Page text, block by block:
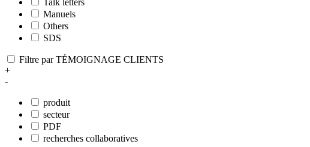
Talk letters
Manuels
Others
SDS
Filtre par TÉMOIGNAGE CLIENTS
+
-
produit
secteur
PDF
recherches collaboratives